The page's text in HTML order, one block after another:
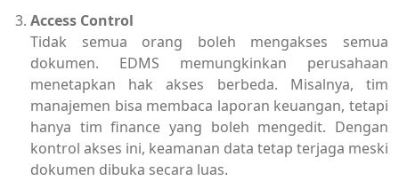
Access Control
Tidak semua orang boleh mengakses semua
dokumen. EDMS memungkinkan perusahaan
menetapkan hak akses berbeda. Misalnya, tim
manajemen bisa membaca laporan keuangan, tetapi
hanya tim finance yang boleh mengedit. Dengan
kontrol akses ini, keamanan data tetap terjaga meski
dokumen dibuka secara luas.